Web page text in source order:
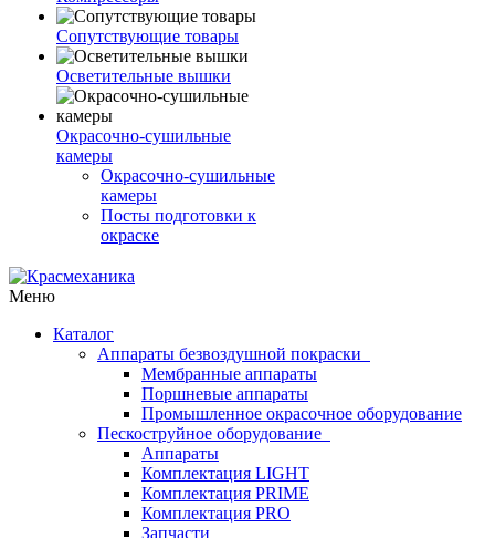
Сопутствующие товары
Осветительные вышки
Окрасочно-сушильные
камеры
Окрасочно-сушильные
камеры
Посты подготовки к
окраске
Меню
Каталог
Аппараты безвоздушной покраски
Мембранные аппараты
Поршневые аппараты
Промышленное окрасочное оборудование
Пескоструйное оборудование
Аппараты
Комплектация LIGHT
Комплектация PRIME
Комплектация PRO
Запчасти